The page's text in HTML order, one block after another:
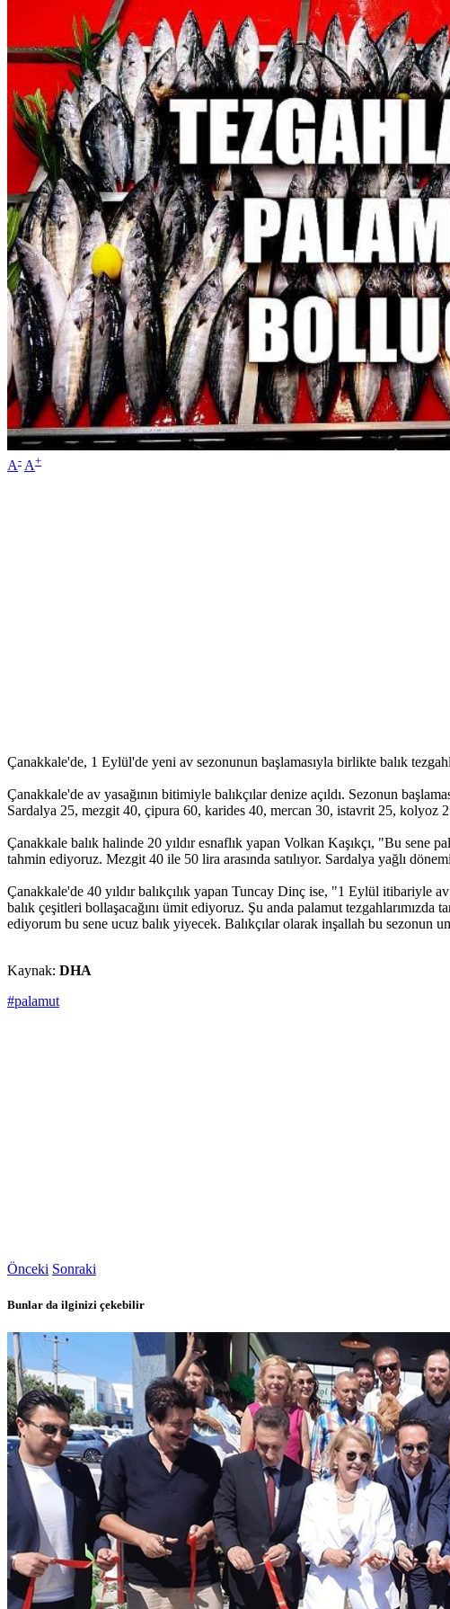
A- A+
Çanakkale'de, 1 Eylül'de yeni av sezonunun başlamasıyla birlikte balık
Çanakkale'de av yasağının bitimiyle balıkçılar denize açıldı. Sezonun
Sardalya 25, mezgit 40, çipura 60, karides 40, mercan 30, istavrit 25, kolyoz
Çanakkale balık halinde 20 yıldır esnaflık yapan Volkan Kaşıkçı, "Bu sene
tahmin ediyoruz. Mezgit 40 ile 50 lira arasında satılıyor. Sardalya yağlı
Çanakkale'de 40 yıldır balıkçılık yapan Tuncay Dinç ise, "1 Eylül itibariyle
balık çeşitleri bollaşacağını ümit ediyoruz. Şu anda palamut
ediyorum bu sene ucuz balık yiyecek. Balıkçılar olarak inşallah bu sezonun
Kaynak: DHA
#palamut
Önceki Sonraki
Bunlar da ilginizi çekebilir